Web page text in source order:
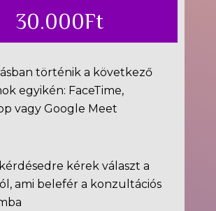
30.000Ft
történik a következő
egyikén: FaceTime,
vagy Google Meet
kérek választ a
ami belefér a konzultációs